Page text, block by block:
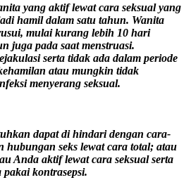
yang aktif lewat cara seksual yang
hamil dalam satu tahun. Wanita
mulai kurang lebih 10 hari
juga pada saat menstruasi.
serta tidak ada dalam periode
atau mungkin tidak
menyerang seksual.
dapat di hindari dengan cara-
hubungan seks lewat cara total; atau
Anda aktif lewat cara seksual serta
kontrasepsi.